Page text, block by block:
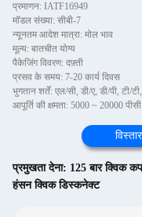
प्रमाणन: IATF16949
मॉडल संख्या: सीबी-7
न्यूनतम आदेश मात्रा: मोल भाव
मूल्य: बातचीत योग्य
पैकेजिंग विवरण: दफ़्ती
प्रसव के समय: 7-20 कार्य दिवस
भुगतान शर्तें: एल/सी, डी/ए, डी/पी, टी/
आपूर्ति की क्षमता: 5000 ~ 20000 पीसी
विस्तार
प्रमुखता देना: 125 बार क्विक
हंसन क्विक डिस्कनेक्ट